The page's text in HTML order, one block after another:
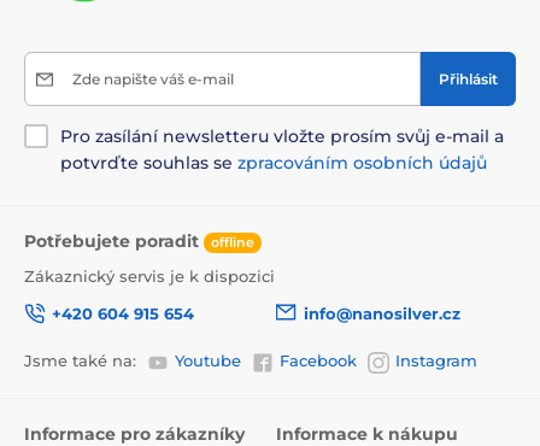
Zde napište váš e-mail Přihlásit
Pro zasílání newsletteru vložte prosím svůj e-mail a
potvrďte souhlas se zpracováním osobních údajů
Potřebujete poradit offline
Zákaznický servis je k dispozici
+420 604 915 654
info@nanosilver.cz
Jsme také na: Youtube Facebook Instagram
Informace pro zákazníky Informace k nákupu